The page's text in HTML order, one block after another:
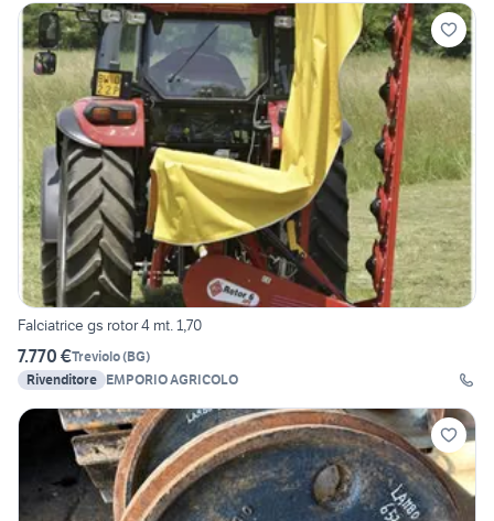
Falciatrice gs rotor 4 mt. 1,70
7.770 €Treviolo(BG)
Rivenditore EMPORIO AGRICOLO